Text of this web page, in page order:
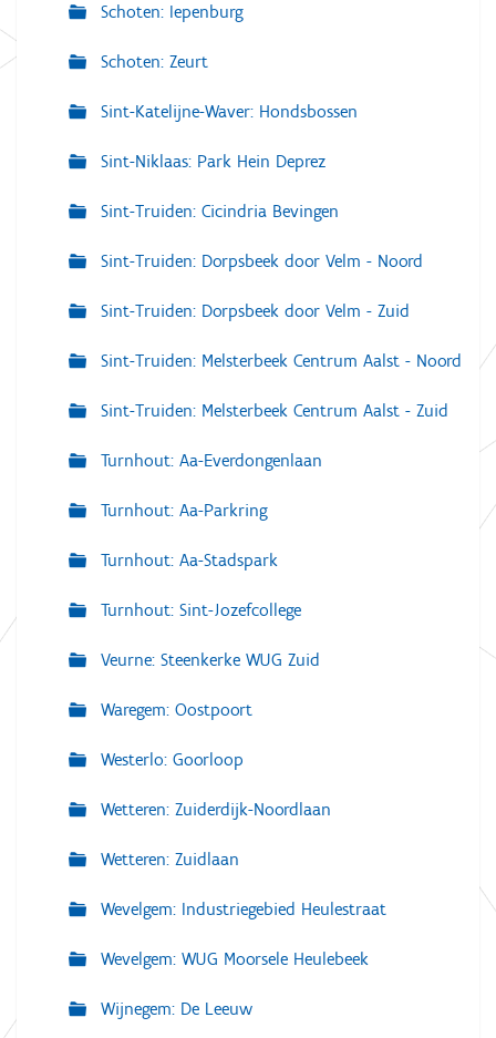
Schoten: Iepenburg
Schoten: Zeurt
Sint-Katelijne-Waver: Hondsbossen
Sint-Niklaas: Park Hein Deprez
Sint-Truiden: Cicindria Bevingen
Sint-Truiden: Dorpsbeek door Velm - Noord
Sint-Truiden: Dorpsbeek door Velm - Zuid
Sint-Truiden: Melsterbeek Centrum Aalst - Noord
Sint-Truiden: Melsterbeek Centrum Aalst - Zuid
Turnhout: Aa-Everdongenlaan
Turnhout: Aa-Parkring
Turnhout: Aa-Stadspark
Turnhout: Sint-Jozefcollege
Veurne: Steenkerke WUG Zuid
Waregem: Oostpoort
Westerlo: Goorloop
Wetteren: Zuiderdijk-Noordlaan
Wetteren: Zuidlaan
Wevelgem: Industriegebied Heulestraat
Wevelgem: WUG Moorsele Heulebeek
Wijnegem: De Leeuw